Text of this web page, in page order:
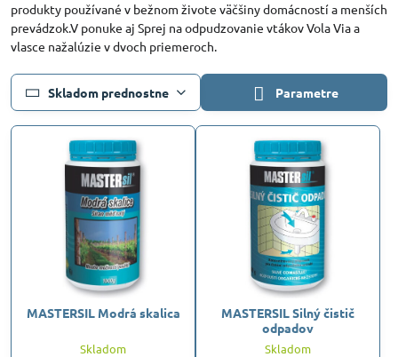
produkty používané v bežnom živote väčšiny domácností a menších
prevádzok.V ponuke aj Sprej na odpudzovanie vtákov Vola Via a
vlasce nažalúzie v dvoch priemeroch.
Skladom prednostne Parametre
MASTERSIL Modrá skalica
Skladom
MASTERSIL Silný čistič
odpadov
Skladom